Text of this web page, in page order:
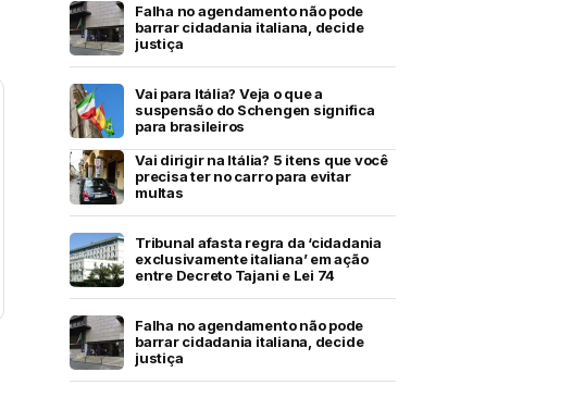
Falha no agendamento não pode
barrar cidadania italiana, decide
justiça
Vai para Itália? Veja o que a
suspensão do Schengen significa
para brasileiros
Vai dirigir na Itália? 5 itens que você
precisa ter no carro para evitar
multas
Tribunal afasta regra da ‘cidadania
exclusivamente italiana’ em ação
entre Decreto Tajani e Lei 74
Falha no agendamento não pode
barrar cidadania italiana, decide
justiça